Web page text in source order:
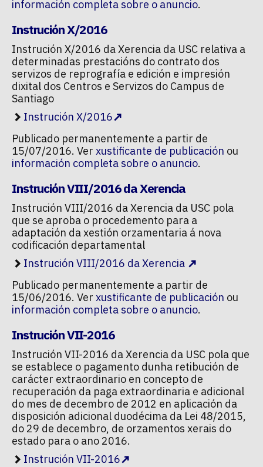
información completa sobre o anuncio.
Instrución X/2016
Instrución X/2016 da Xerencia da USC relativa a
determinadas prestacións do contrato dos
servizos de reprografía e edición e impresión
dixital dos Centros e Servizos do Campus de
Santiago
Instrución X/2016
Publicado permanentemente a partir de
15/07/2016. Ver xustificante de publicación ou
información completa sobre o anuncio.
Instrución VIII/2016 da Xerencia
Instrución VIII/2016 da Xerencia da USC pola
que se aproba o procedemento para a
adaptación da xestión orzamentaria á nova
codificación departamental
Instrución VIII/2016 da Xerencia
Publicado permanentemente a partir de
15/06/2016. Ver xustificante de publicación ou
información completa sobre o anuncio.
Instrución VII-2016
Instrución VII-2016 da Xerencia da USC pola que
se establece o pagamento dunha retibución de
carácter extraordinario en concepto de
recuperación da paga extraordinaria e adicional
do mes de decembro de 2012 en aplicación da
disposición adicional duodécima da Lei 48/2015,
do 29 de decembro, de orzamentos xerais do
estado para o ano 2016.
Instrución VII-2016